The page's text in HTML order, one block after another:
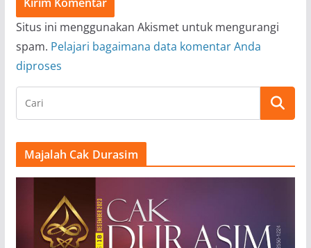
Situs ini menggunakan Akismet untuk mengurangi
spam. Pelajari bagaimana data komentar Anda
diproses
Majalah Cak Durasim